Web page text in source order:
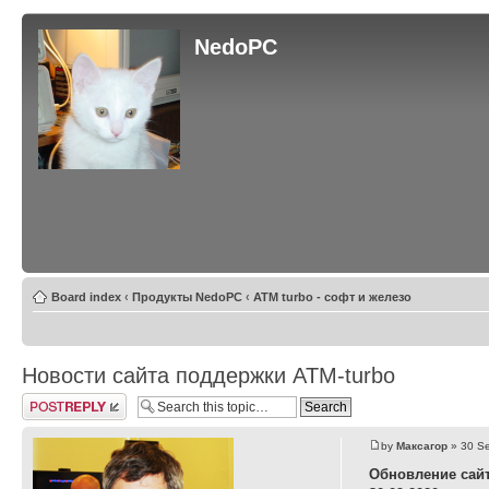
NedoPC
Board index ‹ Продукты NedoPC ‹ ATM turbo - софт и железо
Новости сайта поддержки ATM-turbo
Post a reply
byМаксагор » 30
Обновление